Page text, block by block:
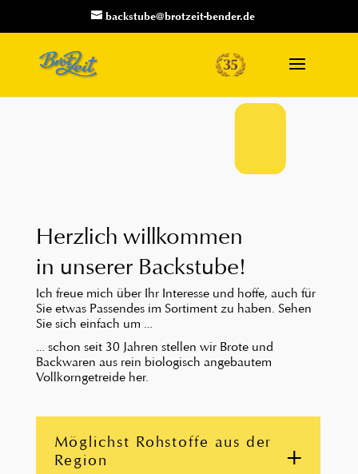
backstube@brotzeit-bender.de
Herzlich willkommen
in unserer Backstube!
Ich freue mich über Ihr Interesse und hoffe, auch für
Sie etwas Passendes im Sortiment zu haben. Sehen
Sie sich einfach um …
… schon seit 30 Jahren stellen wir Brote und
Backwaren aus rein biologisch angebautem
Vollkorngetreide her.
Möglichst Rohstoffe aus der
Region